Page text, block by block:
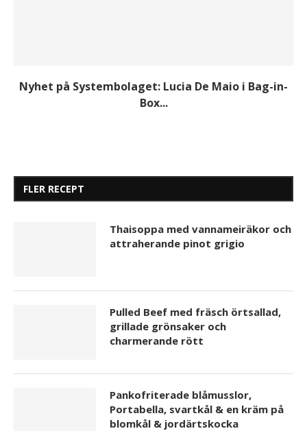
Nyhet på Systembolaget: Lucia De Maio i Bag-in-
Box...
FLER RECEPT
Thaisoppa med vannameiräkor och
attraherande pinot grigio
Pulled Beef med fräsch örtsallad,
grillade grönsaker och
charmerande rött
Pankofriterade blåmusslor,
Portabella, svartkål & en kräm på
blomkål & jordärtskocka